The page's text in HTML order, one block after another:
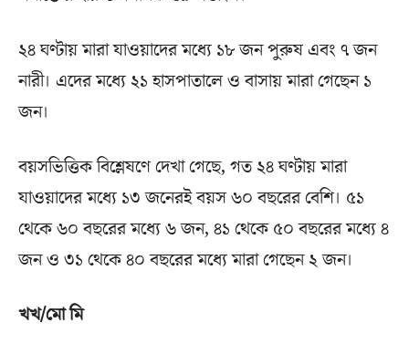
২৪ ঘণ্টায় মারা যাওয়াদের মধ্যে ১৮ জন পুরুষ এবং ৭ জন
নারী। এদের মধ্যে ২১ হাসপাতালে ও বাসায় মারা গেছেন ১
জন।
বয়সভিত্তিক বিশ্লেষণে দেখা গেছে, গত ২৪ ঘণ্টায় মারা
যাওয়াদের মধ্যে ১৩ জনেরই বয়স ৬০ বছরের বেশি। ৫১
থেকে ৬০ বছরের মধ্যে ৬ জন, ৪১ থেকে ৫০ বছরের মধ্যে ৪
জন ও ৩১ থেকে ৪০ বছরের মধ্যে মারা গেছেন ২ জন।
খখ/মো মি